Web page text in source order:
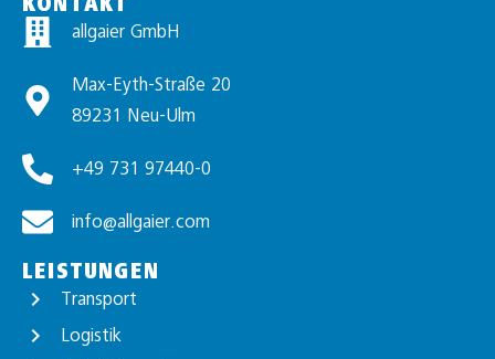
allgaier GmbH
Max-Eyth-Straße 20
89231 Neu-Ulm
+49 731 97440-0
info@allgaier.com
LEISTUNGEN
Transport
Logistik